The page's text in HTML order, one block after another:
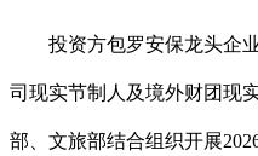
投资方包罗安保龙头企业
司现实节制人及境外财团现
部、文旅部结合组织开展